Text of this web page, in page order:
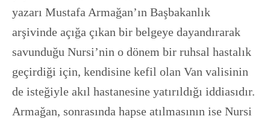
yazarı Mustafa Armağan’ın Başbakanlık
arşivinde açığa çıkan bir belgeye dayandırarak
savunduğu Nursi’nin o dönem bir ruhsal hastalık
geçirdiği için, kendisine kefil olan Van valisinin
de isteğiyle akıl hastanesine yatırıldığı iddiasıdır.
Armağan, sonrasında hapse atılmasının ise Nursi